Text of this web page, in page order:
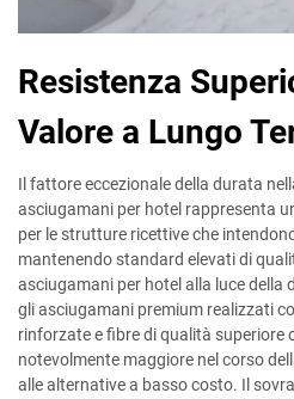
Resistenza
Valore a Lungo
Il fattore eccezionale della durata
asciugamani per hotel rappresenta
per le strutture ricettive che
mantenendo standard elevati di
asciugamani per hotel alla luce della
gli asciugamani premium realizzati
rinforzate e fibre di qualità superiore
notevolmente maggiore nel corso
alle alternative a basso costo. Il